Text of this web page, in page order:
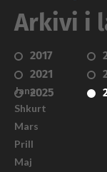
Arkivi i
2017
2021
2025
Janar
Shkurt
Mars
Prill
Maj